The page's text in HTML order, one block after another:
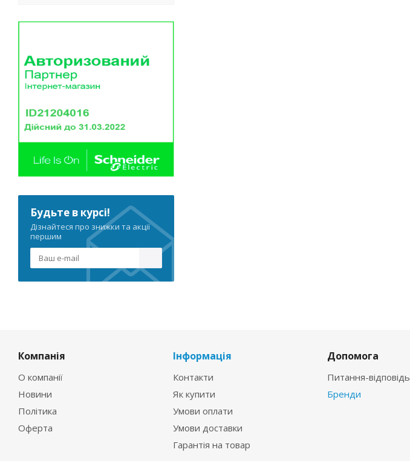
Будьте в курсі!
Дізнайтеся про знижки та акції
першим
Компанія
О компанії
Новини
Політика
Оферта
Інформація
Контакти
Як купити
Умови оплати
Умови доставки
Гарантія на товар
Допомога
Питання-відповідь
Бренди